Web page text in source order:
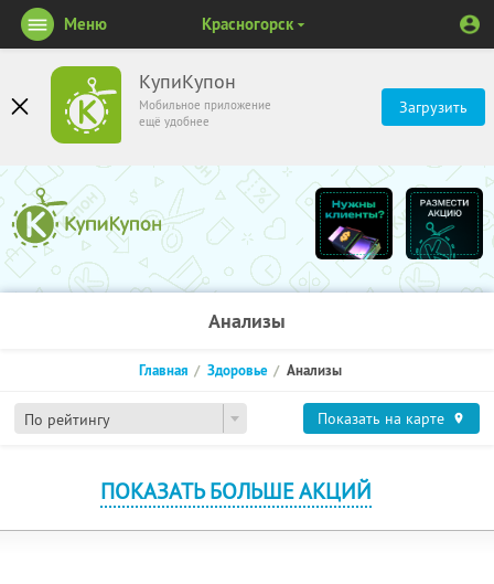
КупиКупон
Мобильное приложение
ещё удобнее
Загрузить
Меню Красногорск
Анализы
По рейтингу
Главная Здоровье Анализы
Показать на карте
ПОКАЗАТЬ БОЛЬШЕ АКЦИЙ